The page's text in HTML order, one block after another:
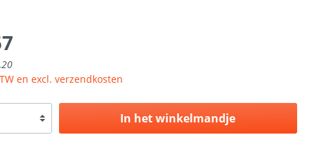
en excl. verzendkosten
In het winkelmandje